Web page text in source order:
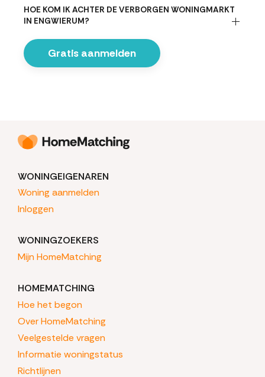
HOE KOM IK ACHTER DE VERBORGEN WONINGMARKT
IN ENGWIERUM?
Gratis aanmelden
WONINGEIGENAREN
Woning aanmelden
Inloggen
WONINGZOEKERS
Mijn HomeMatching
HOMEMATCHING
Hoe het begon
Over HomeMatching
Veelgestelde vragen
Informatie woningstatus
Richtlijnen